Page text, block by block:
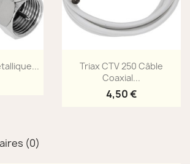
Aperçu rapide
Triax CTV 250 Câble
Coaxial...
4,50 €
(0)